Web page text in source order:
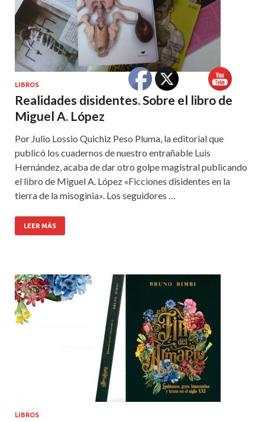
LIBROS
Realidades disidentes. Sobre el libro de
Miguel A. López
Por Julio Lossio Quichiz Peso Pluma, la editorial que
publicó los cuadernos de nuestro entrañable Luis
Hernández, acaba de dar otro golpe magistral publicando
el libro de Miguel A. López «Ficciones disidentes en la
tierra de la misoginia». Los seguidores …
LEER MÁS
LIBROS